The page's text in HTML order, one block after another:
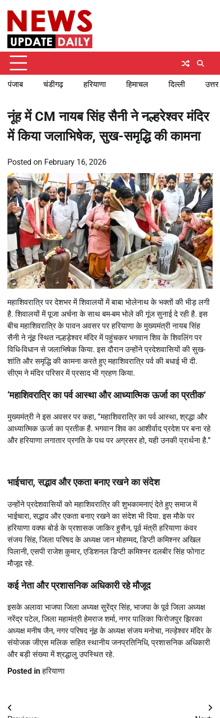
content
पंजाब चंडीगढ़ हरियाणा हिमाचल दिल्ली
नूंह में CM नायब सिंह सैनी ने नल्हरेश्वर मंदिर
में किया जलाभिषेक, सुख-समृद्धि की कामना
Posted on February 16, 2026
महाशिवरात्रि पर देशभर में शिवालयों में बाबा भोलेनाथ के भक्तों की भीड़ लगी
है. शिवालयों में पूजा अर्चना के साथ बम-बम भोले की गूंज सुनाई दे रही है. इस
बीच महाशिवरात्रि के पावन अवसर पर हरियाणा के मुख्यमंत्री नायब सिंह
सैनी ने नूंह स्थित नल्हड़ेश्वर मंदिर में पहुंचकर भगवान शिव के शिवलिंग पर
विधि-विधान से जलाभिषेक किया. इस दौरान उन्होंने प्रदेशवासियों की सुख-
शांति और समृद्धि की कामना करते हुए महाशिवरात्रि पर्व की बधाई भी दी.
सीएम ने मंदिर परिसर में प्रसाद भी ग्रहण किया.
‘महाशिवरात्रि का पर्व आस्था और आध्यात्मिक ऊर्जा का प्रतीक’
मुख्यमंत्री ने इस अवसर पर कहा, ”महाशिवरात्रि का पर्व आस्था, श्रद्धा और
आध्यात्मिक ऊर्जा का प्रतीक है. भगवान शिव का आशीर्वाद प्रदेश पर बना रहे
और हरियाणा लगातार प्रगति के पथ पर अग्रसर हो, यही उनकी प्रार्थना है.”
भाईचारा, सद्भाव और एकता बनाए रखने का संदेश
उन्होंने प्रदेशवासियों को महाशिवरात्रि की शुभकामनाएं देते हुए समाज में
भाईचारा, सद्भाव और एकता बनाए रखने का संदेश भी दिया. इस मौके पर
हरियाणा वक्फ बोर्ड के प्रशासक जाकिर हुसैन, पूर्व मंत्री हरियाणा कंवर
संजय सिंह, जिला परिषद के अध्यक्ष जान मोहम्मद, डिप्टी कमिश्नर अखिल
पिलानी, एसपी राजेश कुमार, एडिशनल डिप्टी कमिश्नर दलबीर सिंह फोगाट
मौजूद रहे.
कई नेता और प्रशासनिक अधिकारी रहे मौजूद
इसके अलावा भाजपा जिला अध्यक्ष सुरेंद्र सिंह, भाजपा के पूर्व जिला अध्यक्ष
नरेंद्र पटेल, जिला महामंत्री हेमराज शर्मा, नगर पालिका फिरोजपुर झिरका
अध्यक्ष मनीष जैन, नगर परिषद नूंह के अध्यक्ष संजय मनोचा, नल्ड़ेश्वर मंदिर के
संयोजक जीएस मलिक सहित स्थानीय जनप्रतिनिधि, प्रशासनिक अधिकारी
और बड़ी संख्या में श्रद्धालु उपस्थित रहे.
Posted inहरियाणा
Post